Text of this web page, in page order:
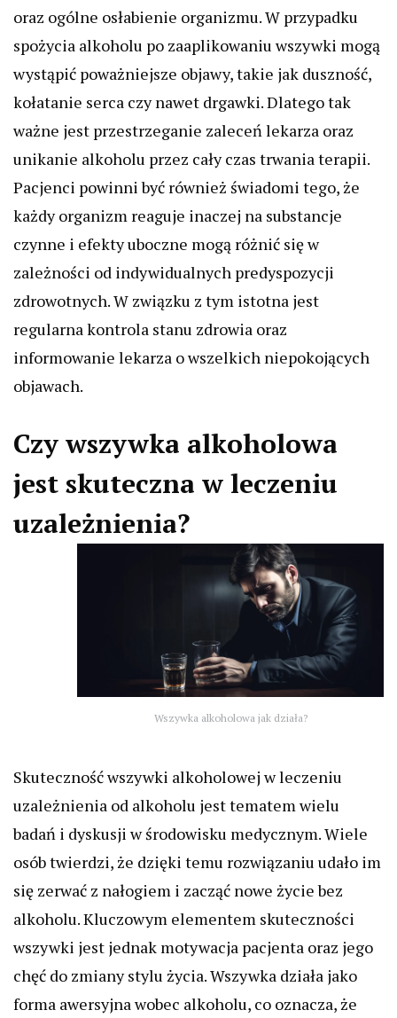
oraz ogólne osłabienie organizmu. W przypadku
spożycia alkoholu po zaaplikowaniu wszywki mogą
wystąpić poważniejsze objawy, takie jak duszność,
kołatanie serca czy nawet drgawki. Dlatego tak
ważne jest przestrzeganie zaleceń lekarza oraz
unikanie alkoholu przez cały czas trwania terapii.
Pacjenci powinni być również świadomi tego, że
każdy organizm reaguje inaczej na substancje
czynne i efekty uboczne mogą różnić się w
zależności od indywidualnych predyspozycji
zdrowotnych. W związku z tym istotna jest
regularna kontrola stanu zdrowia oraz
informowanie lekarza o wszelkich niepokojących
objawach.
Czy wszywka alkoholowa
jest skuteczna w leczeniu
uzależnienia?
Wszywka alkoholowa jak działa?
Skuteczność wszywki alkoholowej w leczeniu
uzależnienia od alkoholu jest tematem wielu
badań i dyskusji w środowisku medycznym. Wiele
osób twierdzi, że dzięki temu rozwiązaniu udało im
się zerwać z nałogiem i zacząć nowe życie bez
alkoholu. Kluczowym elementem skuteczności
wszywki jest jednak motywacja pacjenta oraz jego
chęć do zmiany stylu życia. Wszywka działa jako
forma awersyjna wobec alkoholu, co oznacza, że